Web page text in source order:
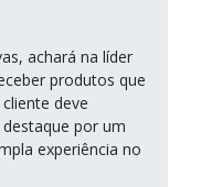
achará na líder
produtos que
deve
por um
experiência no